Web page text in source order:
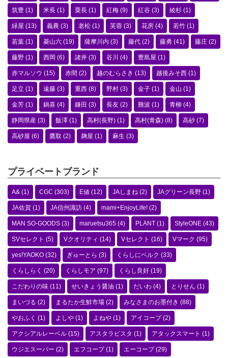
筑豊 (1) 米長 (1) 粟長 (1) 紅梅 (9) 紅谷 (3) 綾杉 (1)
緑屋 (13) 義農 (3) 老松 (1) 芙蓉 (3) 花房 (4) 若竹 (1)
若葉 (1) 菱山六 (19) 薩摩川内 (3) 藤代 (2) 藤勇 (41) 藤庄 (2)
藤野 (1) 西岡 (6) 諸井 (3) 谷川 (4) 豊島屋 (1)
赤マルソウ (15) 赤間 (2) 越のむらさき (13) 越後みそ西 (1)
足立 (1) 遠藤 (3) 重西 (8) 野村 (3) 金子 (1) 金山 (1)
金芳 (1) 鍋喜 (4) 鎌田 (3) 長友 (2) 難波 (1) 青柳 (4)
静岡県産 (3) 飯澤 (1) 高村(長野) (1) 高村(青森) (8) 高砂 (7)
高砂屋 (6) 鷹取 (2) 麹屋 (1) 麻生 (3)
プライベートブランド
A& (1) CGC (303) E値 (12) JAしまね (2) JAグリーン長野 (1)
JA佐賀 (1) JA信州諏訪 (4) mami+EnjoyLife! (2)
MAN SO-GOODS (3) maruetsu365 (4) PLANT (1) StyleONE (43)
SVセレクト (5) Vクオリティ (14) Vセレクト (16) Vマーク (95)
yes!YAOKO (32) ぎゅーとら (3) くらしにベルク (33)
くらしらく (20) くらしモア (97) くらし良好 (19)
こだわりの味 (11) せいきょう醤油 (1) だいわ (4) とりせん (1)
まいづる (2) まるたか生鮮市場 (2) みなさまのお墨付き (88)
やおふく (1) よしや (1) よねや (1) アイコープ(2)
アクシアルレーベル (15) アスタラビスタ (1) アタックスマート (1)
ウジエスーパー (2) エフコープ(1) エーコープ(29)